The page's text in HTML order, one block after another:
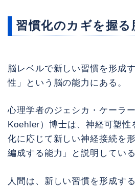
習慣化のカギを握る
脳レベルで新しい習慣を形成
性」という脳の能力にある。
心理学者のジェシカ・ケーラ
Koehler）博士は、神経可塑性
化に応じて新しい神経接続を
編成する能力」と説明している
人間は、新しい習慣を形成す